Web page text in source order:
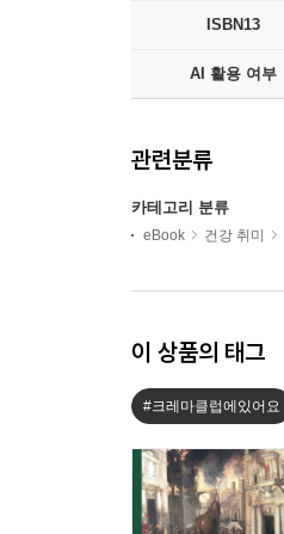
ISBN13
AI 활용 여부
관련분류
카테고리 분류
eBook 건강 취미
이 상품의 태그
#크레마클럽에있어요